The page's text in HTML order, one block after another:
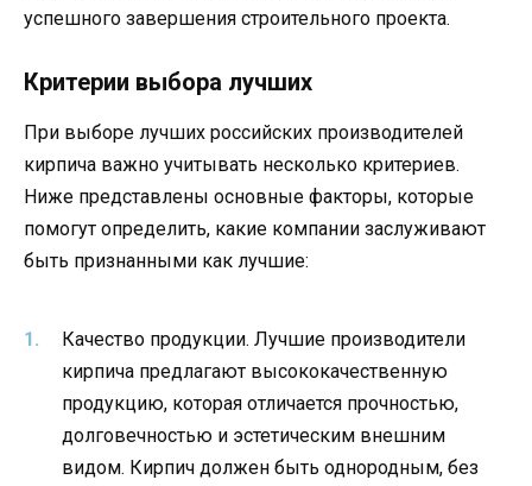
успешного завершения строительного проекта.
Критерии выбора лучших
При выборе лучших российских производителей
кирпича важно учитывать несколько критериев.
Ниже представлены основные факторы, которые
помогут определить, какие компании заслуживают
быть признанными как лучшие:
Качество продукции. Лучшие производители
кирпича предлагают высококачественную
продукцию, которая отличается прочностью,
долговечностью и эстетическим внешним
видом. Кирпич должен быть однородным, без